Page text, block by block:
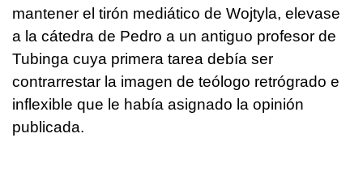
mantener el tirón mediático de Wojtyla, elevase
a la cátedra de Pedro a un antiguo profesor de
Tubinga cuya primera tarea debía ser
contrarrestar la imagen de teólogo retrógrado e
inflexible que le había asignado la opinión
publicada.